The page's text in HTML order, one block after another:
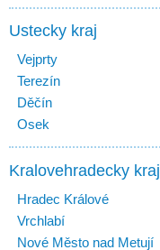
Ustecky kraj
Vejprty
Terezín
Děčín
Osek
Kralovehradecky kraj
Hradec Králové
Vrchlabí
Nové Město nad Metují